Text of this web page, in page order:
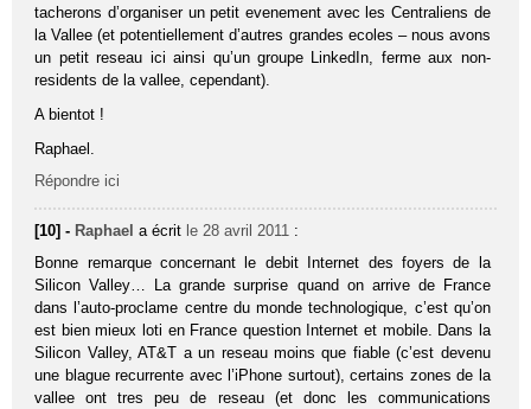
tacherons d’organiser un petit evenement avec les Centraliens de
la Vallee (et potentiellement d’autres grandes ecoles – nous avons
un petit reseau ici ainsi qu’un groupe LinkedIn, ferme aux non-
residents de la vallee, cependant).
A bientot !
Raphael.
Répondre ici
[10] - Raphael a écrit le 28 avril 2011 :
Bonne remarque concernant le debit Internet des foyers de la
Silicon Valley… La grande surprise quand on arrive de France
dans l’auto-proclame centre du monde technologique, c’est qu’on
est bien mieux loti en France question Internet et mobile. Dans la
Silicon Valley, AT&T a un reseau moins que fiable (c’est devenu
une blague recurrente avec l’iPhone surtout), certains zones de la
vallee ont tres peu de reseau (et donc les communications